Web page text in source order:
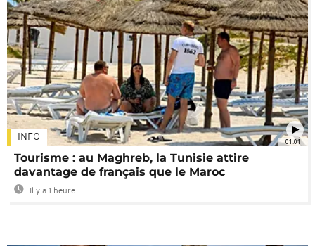
01:01
INFO
Tourisme : au Maghreb, la Tunisie attire
davantage de français que le Maroc
Il y a 1 heure